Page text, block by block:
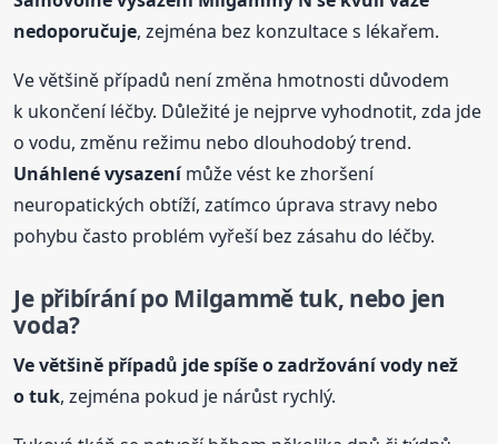
nedoporučuje, zejména bez konzultace s lékařem.
Ve většině případů není změna hmotnosti důvodem
k ukončení léčby. Důležité je nejprve vyhodnotit, zda jde
o vodu, změnu režimu nebo dlouhodobý trend.
Unáhlené vysazenímůže vést ke zhoršení
neuropatických obtíží, zatímco úprava stravy nebo
pohybu často problém vyřeší bez zásahu do léčby.
Je přibírání po Milgammě tuk, nebo jen
voda?
Ve většině případů jde spíše o zadržování vody než
o tuk, zejména pokud je nárůst rychlý.